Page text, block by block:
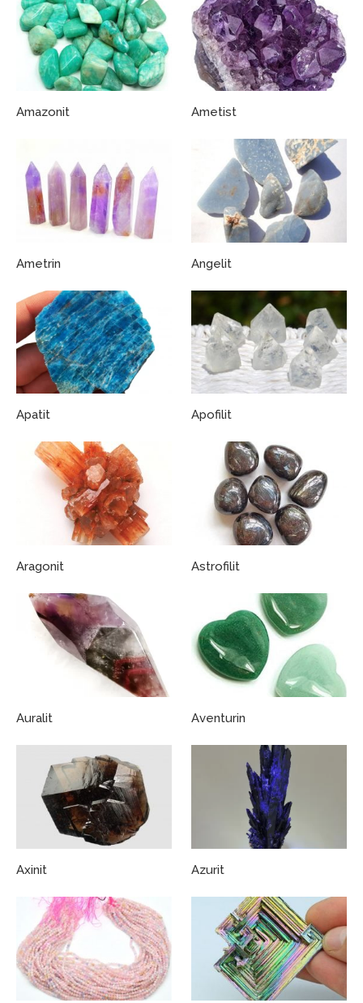
Amazonit Ametist
Ametrin Angelit
Apatit Apofilit
Aragonit Astrofilit
Auralit Aventurin
Axinit Azurit